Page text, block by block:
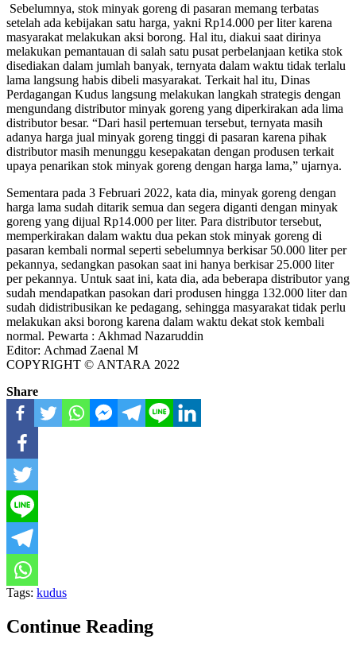
Sebelumnya, stok minyak goreng di pasaran memang terbatas
setelah ada kebijakan satu harga, yakni Rp14.000 per liter karena
masyarakat melakukan aksi borong. Hal itu, diakui saat dirinya
melakukan pemantauan di salah satu pusat perbelanjaan ketika stok
disediakan dalam jumlah banyak, ternyata dalam waktu tidak terlalu
lama langsung habis dibeli masyarakat. Terkait hal itu, Dinas
Perdagangan Kudus langsung melakukan langkah strategis dengan
mengundang distributor minyak goreng yang diperkirakan ada lima
distributor besar. “Dari hasil pertemuan tersebut, ternyata masih
adanya harga jual minyak goreng tinggi di pasaran karena pihak
distributor masih menunggu kesepakatan dengan produsen terkait
upaya penarikan stok minyak goreng dengan harga lama,” ujarnya.
Sementara pada 3 Februari 2022, kata dia, minyak goreng dengan
harga lama sudah ditarik semua dan segera diganti dengan minyak
goreng yang dijual Rp14.000 per liter. Para distributor tersebut,
memperkirakan dalam waktu dua pekan stok minyak goreng di
pasaran kembali normal seperti sebelumnya berkisar 50.000 liter per
pekannya, sedangkan pasokan saat ini hanya berkisar 25.000 liter
per pekannya. Untuk saat ini, kata dia, ada beberapa distributor yang
sudah mendapatkan pasokan dari produsen hingga 132.000 liter dan
sudah didistribusikan ke pedagang, sehingga masyarakat tidak perlu
melakukan aksi borong karena dalam waktu dekat stok kembali
normal. Pewarta : Akhmad Nazaruddin
Editor: Achmad Zaenal M
COPYRIGHT © ANTARA 2022
Share
Tags: kudus
Continue Reading